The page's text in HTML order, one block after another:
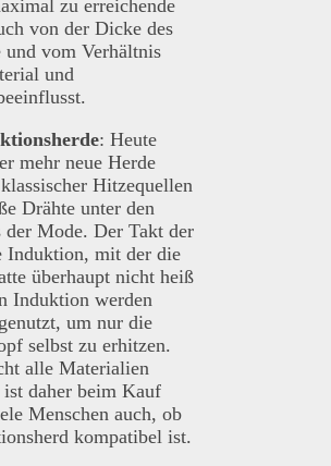
zu erreichende
von der Dicke des
und vom Verhältnis
und
: Heute
mehr neue Herde
Hitzequellen
Drähte unter den
der Mode. Der Takt der
Induktion, mit der die
überhaupt nicht heiß
Induktion werden
um nur die
selbst zu erhitzen.
alle Materialien
daher beim Kauf
Menschen auch, ob
kompatibel ist.